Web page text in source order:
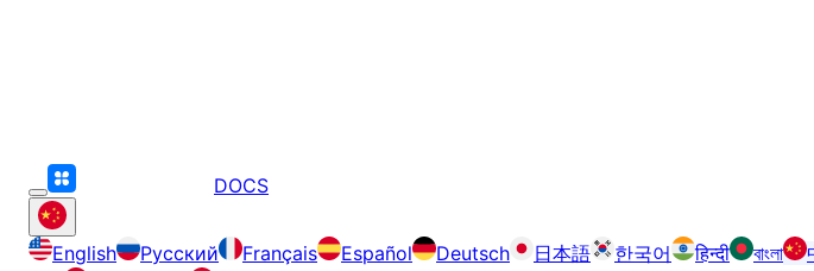
DOCS
English Русский Français Español Deutsch 日本語 한국어 हिन्दी বাংলা